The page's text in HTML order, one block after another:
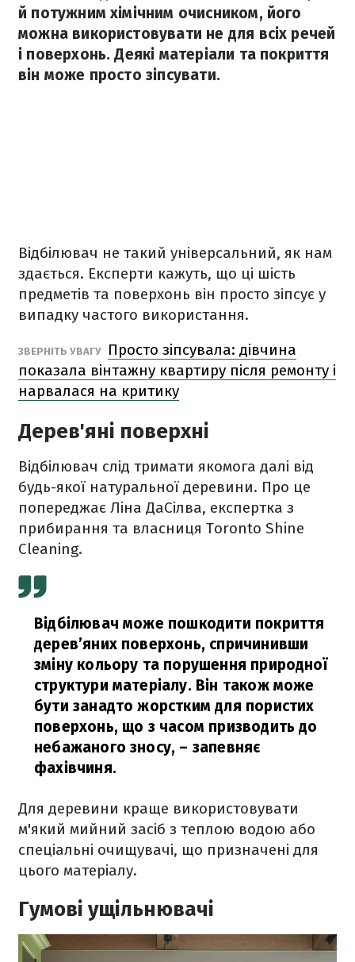
й потужним хімічним очисником, його
можна використовувати не для всіх речей
і поверхонь. Деякі матеріали та покриття
він може просто зіпсувати.
Відбілювач не такий універсальний, як нам
здається. Експерти кажуть, що ці шість
предметів та поверхонь він просто зіпсує у
випадку частого використання.
ЗВЕРНІТЬ УВАГУ
Просто зіпсувала: дівчина
показала вінтажну квартиру після ремонту і
нарвалася на критику
Дерев'яні поверхні
Відбілювач слід тримати якомога далі від
будь-якої натуральної деревини. Про це
попереджає Ліна ДаСілва, експертка з
прибирання та власниця Toronto Shine
Cleaning.
Відбілювач може пошкодити покриття
дерев’яних поверхонь, спричинивши
зміну кольору та порушення природної
структури матеріалу. Він також може
бути занадто жорстким для пористих
поверхонь, що з часом призводить до
небажаного зносу, – запевняє
фахівчиня.
Для деревини краще використовувати
м'який мийний засіб з теплою водою або
спеціальні очищувачі, що призначені для
цього матеріалу.
Гумові ущільнювачі